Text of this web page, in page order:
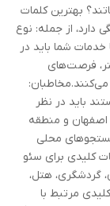
بهترین کلمات
از جمله: نوع
شما باید در
فرصت‌های
باید در نظر
اصفهان و منطقه
محلی
کلیدی برای سئو
گردشگری، هتل،
مرتبط با